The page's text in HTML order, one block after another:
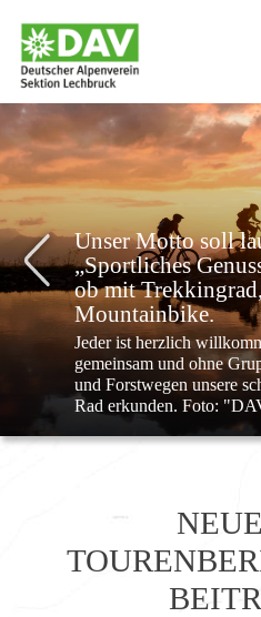
Unser Motto soll
„Sportliches
ob mit
Mountainbike.
Jeder ist herzlich
gemeinsam und ohne
und Forstwegen unsere
Rad erkunden. Foto:
Previous